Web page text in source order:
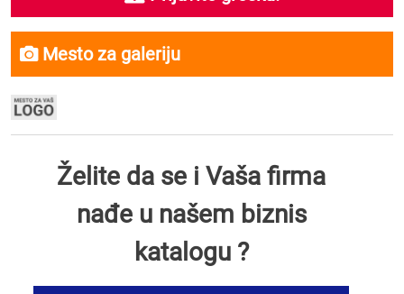
Mesto za galeriju
Želite da se i Vaša firma
nađe u našem biznis
katalogu ?